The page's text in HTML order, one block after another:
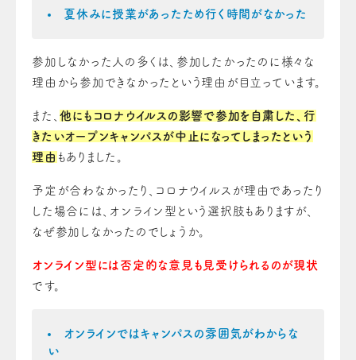
夏休みに授業があったため行く時間がなかった
参加しなかった人の多くは、参加したかったのに様々な
理由から参加できなかったという理由が目立っています。
また、他にもコロナウイルスの影響で参加を自粛した、行
きたいオープンキャンパスが中止になってしまったという
理由 もありました。
予定が合わなかったり、コロナウイルスが理由であったり
した場合には、オンライン型という選択肢もありますが、
なぜ参加しなかったのでしょうか。
オンライン型には否定的な意見も見受けられるのが現状
です。
オンラインではキャンパスの雰囲気がわからな
い